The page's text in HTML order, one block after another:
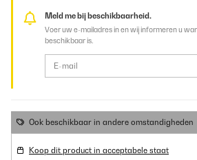
Meld me bij beschikbaarheid.
Voer uw e-mailadres in en wij informeren u
beschikbaar is.
Ook beschikbaar in andere omstandigheden
Koop dit product in acceptabele staat